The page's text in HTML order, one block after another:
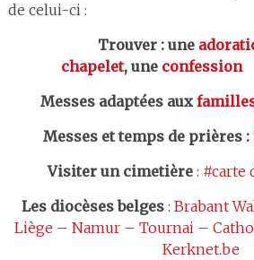
de celui-ci :
Trouver : une
chapelet, une confession
Messes adaptées aux
Messes et temps de prières:
Visiter un cimetière: #carte
Les diocèses belges: Brabant
Liège – Namur– Tournai–
Kerknet.be